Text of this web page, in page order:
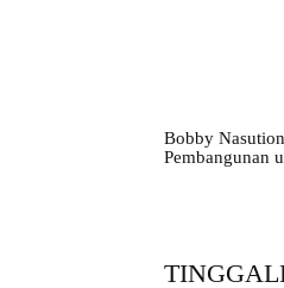
Bobby
Pembangunan